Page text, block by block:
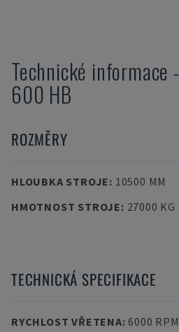
Technické informace -
600 HB
ROZMĚRY
HLOUBKA STROJE: 10500 MM
HMOTNOST STROJE: 27000 KG
TECHNICKÁ SPECIFIKACE
RYCHLOST VŘETENA: 6000 RPM